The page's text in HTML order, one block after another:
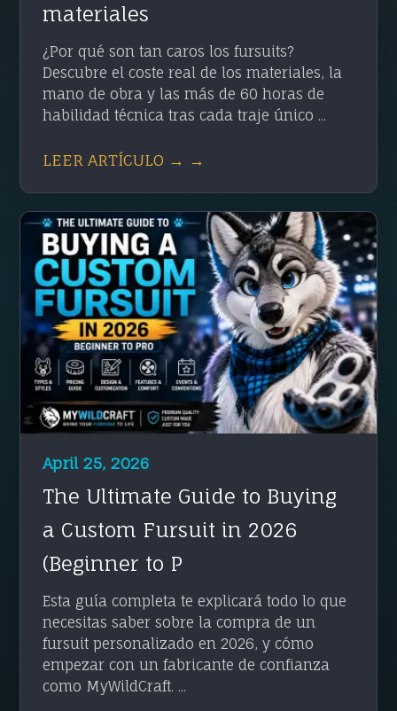
materiales
¿Por qué son tan caros los fursuits?
Descubre el coste real de los materiales, la
mano de obra y las más de 60 horas de
habilidad técnica tras cada traje único ...
LEER ARTÍCULO → →
April 25, 2026
The Ultimate Guide to Buying
a Custom Fursuit in 2026
(Beginner to P
Esta guía completa te explicará todo lo que
necesitas saber sobre la compra de un
fursuit personalizado en 2026, y cómo
empezar con un fabricante de confianza
como MyWildCraft. ...